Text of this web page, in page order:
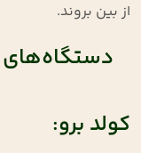
از بین بروند.
کولد برو: